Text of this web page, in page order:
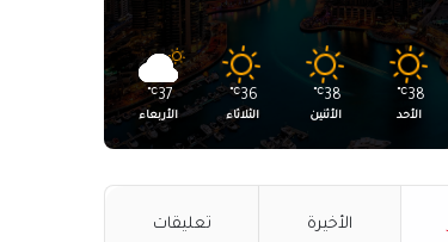
38
℃
الأحد
38
℃
الأثنين
36
℃
الثلاثاء
37
℃
الأربعاء
الأخيرة تعليقات